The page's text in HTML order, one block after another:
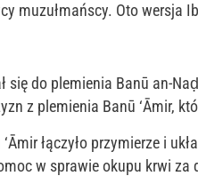
muzułmańscy. Oto wersja
się do plemienia Banū an-
z plemienia Banū ‘Āmir,
łączyło przymierze i
w sprawie okupu krwi za